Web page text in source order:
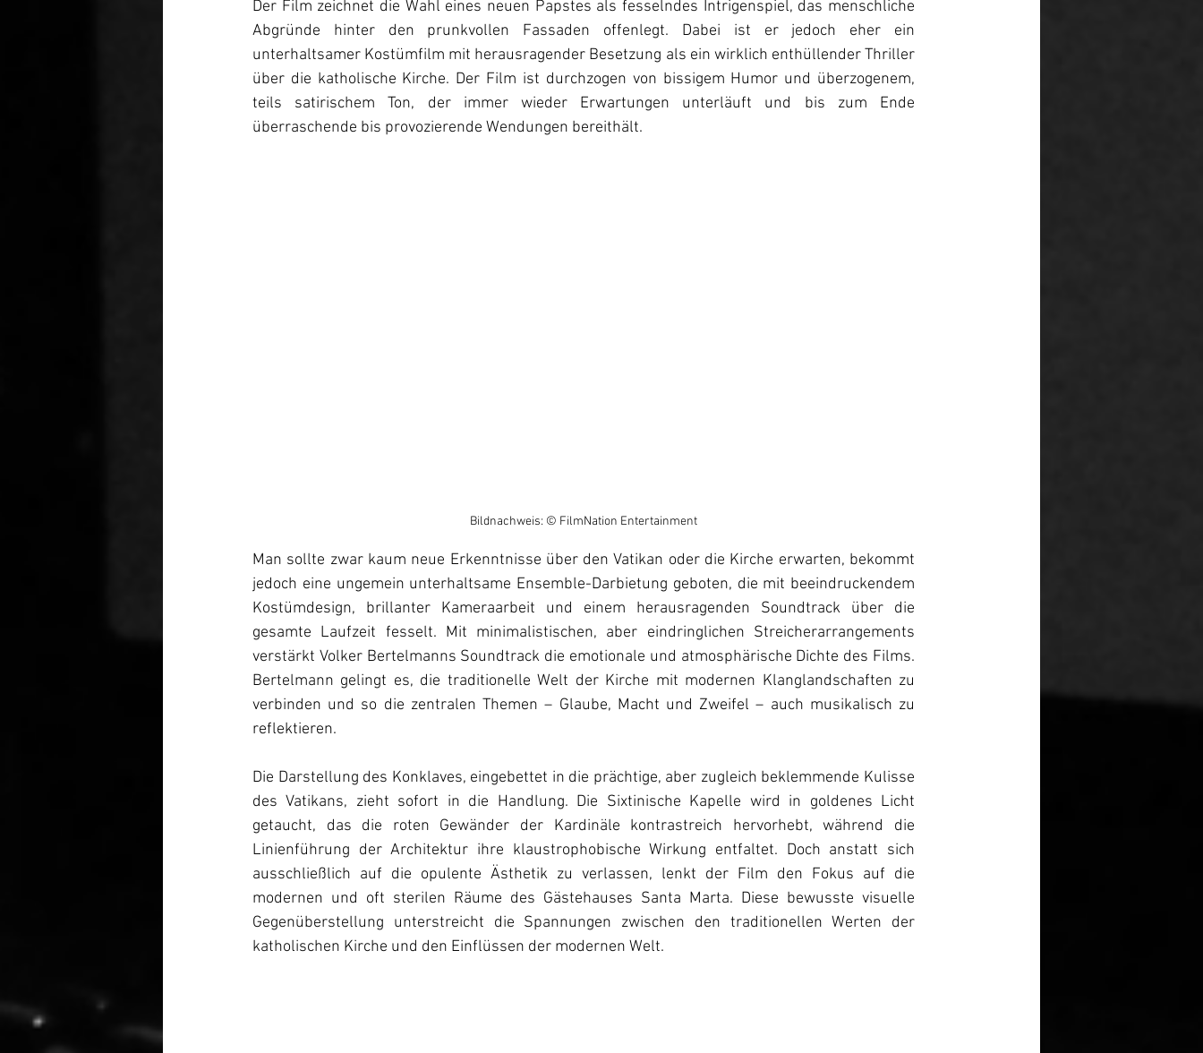
Der Film zeichnet die Wahl eines neuen Papstes als fesselndes Intrigenspiel, das menschliche
Abgründe hinter den prunkvollen Fassaden offenlegt. Dabei ist er jedoch eher ein
unterhaltsamer Kostümfilm mit herausragender Besetzung als ein wirklich enthüllender Thriller
über die katholische Kirche. Der Film ist durchzogen von bissigem Humor und überzogenem,
teils satirischem Ton, der immer wieder Erwartungen unterläuft und bis zum Ende
überraschende bis provozierende Wendungen bereithält.
Bildnachweis: © FilmNation Entertainment
Man sollte zwar kaum neue Erkenntnisse über den Vatikan oder die Kirche erwarten, bekommt
jedoch eine ungemein unterhaltsame Ensemble-Darbietung geboten, die mit beeindruckendem
Kostümdesign, brillanter Kameraarbeit und einem herausragenden Soundtrack über die
gesamte Laufzeit fesselt. Mit minimalistischen, aber eindringlichen Streicherarrangements
verstärkt Volker Bertelmanns Soundtrack die emotionale und atmosphärische Dichte des Films.
Bertelmann gelingt es, die traditionelle Welt der Kirche mit modernen Klanglandschaften zu
verbinden und so die zentralen Themen – Glaube, Macht und Zweifel – auch musikalisch zu
reflektieren.
Die Darstellung des Konklaves, eingebettet in die prächtige, aber zugleich beklemmende Kulisse
des Vatikans, zieht sofort in die Handlung. Die Sixtinische Kapelle wird in goldenes Licht
getaucht, das die roten Gewänder der Kardinäle kontrastreich hervorhebt, während die
Linienführung der Architektur ihre klaustrophobische Wirkung entfaltet. Doch anstatt sich
ausschließlich auf die opulente Ästhetik zu verlassen, lenkt der Film den Fokus auf die
modernen und oft sterilen Räume des Gästehauses Santa Marta. Diese bewusste visuelle
Gegenüberstellung unterstreicht die Spannungen zwischen den traditionellen Werten der
katholischen Kirche und den Einflüssen der modernen Welt.